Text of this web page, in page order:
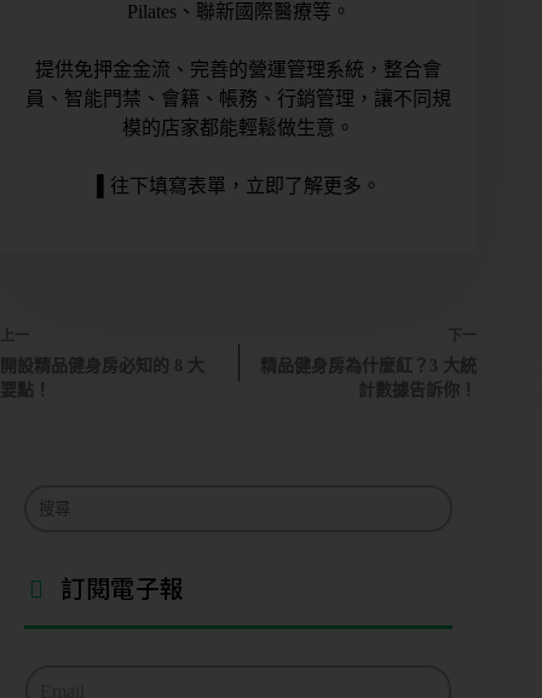
Pilates、聯新國際醫療等。
提供免押金金流、完善的營運管理系統，整合會
員、智能門禁、會籍、帳務、行銷管理，讓不同規
模的店家都能輕鬆做生意。
▌往下填寫表單，立即了解更多。
上一
開設精品健身房必知的 8 大
要點！
下一
精品健身房為什麼紅？3 大統
計數據告訴你！
訂閱電子報